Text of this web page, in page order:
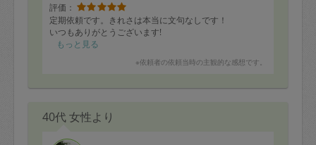
評価：
定期依頼です。きれさは本当に文句なしです！
いつもありがとうございます!
もっと見る
※依頼者の依頼当時の主観的な感想です。
40代 女性より